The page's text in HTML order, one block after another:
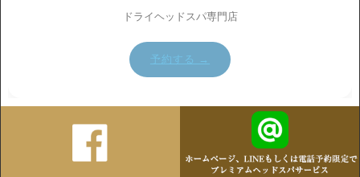
ドライヘッドスパ専門店
予約する →